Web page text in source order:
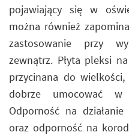
pojawiający się w
można również
zastosowanie przy
zewnątrz. Płyta pleksi
przycinana do
dobrze umocować w
Odporność na
oraz odporność na